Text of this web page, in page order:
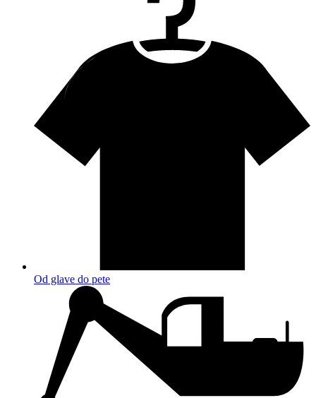
Od glave do pete